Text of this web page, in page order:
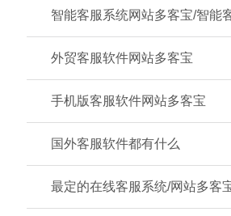
智能客服系统网站多客宝/智能
外贸客服软件网站多客宝
手机版客服软件网站多客宝
国外客服软件都有什么
最定的在线客服系统/网站多客